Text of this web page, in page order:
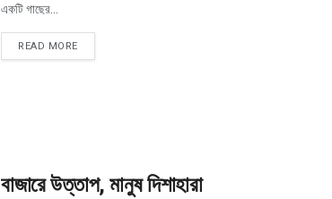
একটি গাছের...
READ MORE
বাজারে উত্তাপ, মানুষ দিশাহারা